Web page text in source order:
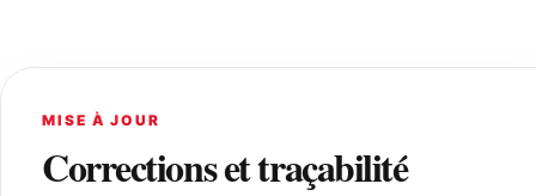
MISE À JOUR
Corrections et traçabilité